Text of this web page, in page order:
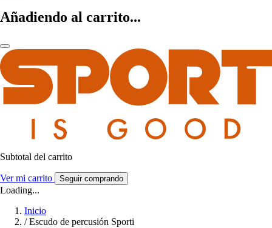
Añadiendo al carrito...
Subtotal del carrito
Ver mi carrito Seguir comprando
Loading...
Inicio
/ Escudo de percusión Sporti